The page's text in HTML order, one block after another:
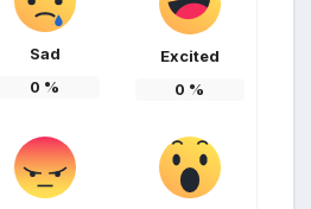
Sad
0 %
Excited
0 %